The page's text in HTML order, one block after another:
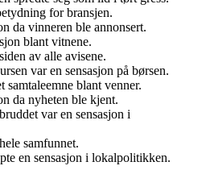
for bransjen.
da vinneren ble annonsert.
blant vitnene.
av alle avisene.
var en sensasjon på børsen.
samtaleemne blant venner.
da nyheten ble kjent.
var en sensasjon i
samfunnet.
en sensasjon i lokalpolitikken.